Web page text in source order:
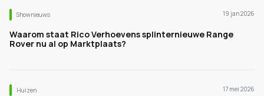
Shownieuws 19 jan 2026
Waarom staat Rico Verhoevens splinternieuwe Range
Rover nu al op Marktplaats?
Huizen 17 mei 2026